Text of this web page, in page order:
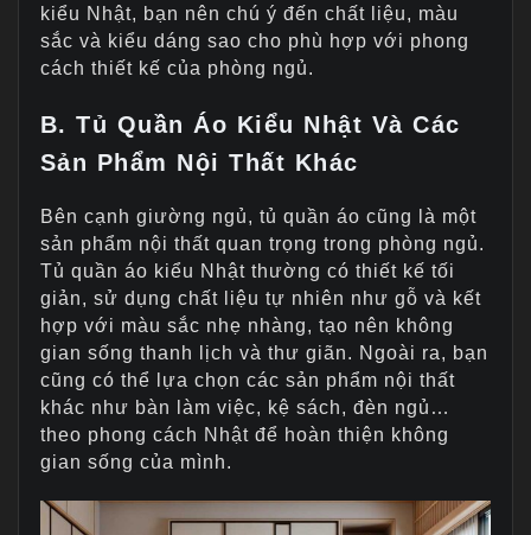
kiểu Nhật, bạn nên chú ý đến chất liệu, màu
sắc và kiểu dáng sao cho phù hợp với phong
cách thiết kế của phòng ngủ.
B. Tủ Quần Áo Kiểu Nhật Và Các
Sản Phẩm Nội Thất Khác
Bên cạnh giường ngủ, tủ quần áo cũng là một
sản phẩm nội thất quan trọng trong phòng ngủ.
Tủ quần áo kiểu Nhật thường có thiết kế tối
giản, sử dụng chất liệu tự nhiên như gỗ và kết
hợp với màu sắc nhẹ nhàng, tạo nên không
gian sống thanh lịch và thư giãn. Ngoài ra, bạn
cũng có thể lựa chọn các sản phẩm nội thất
khác như bàn làm việc, kệ sách, đèn ngủ…
theo phong cách Nhật để hoàn thiện không
gian sống của mình.